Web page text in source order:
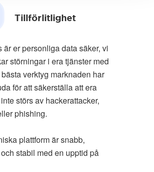
Tillförlitlighet
är er personliga data säker, vi
störningar i era tjänster med
verktyg marknaden har
för att säkerställa att era
störs av hackerattacker,
phishing.
plattform är snabb,
stabil med en upptid på